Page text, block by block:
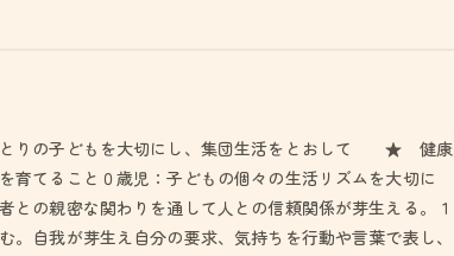
とりの子どもを大切にし、集団生活をとおして ★ 健康
ること０歳児：子どもの個々の生活リズムを大切に
の親密な関わりを通して人との信頼関係が芽生える。１
自我が芽生え自分の要求、気持ちを行動や言葉で表し、